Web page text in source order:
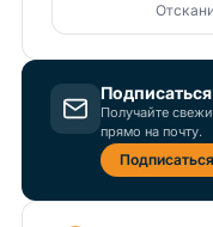
Получайте
прямо на почту.
Подписаться